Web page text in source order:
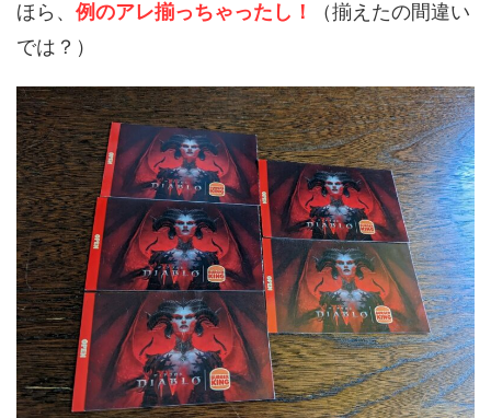
ほら、 例のアレ揃っちゃったし！
（揃えたの間違い
では？）